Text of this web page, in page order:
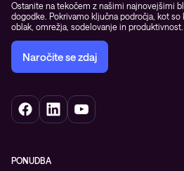
Ostanite na tekočem z našimi najnovejšimi
dogodke. Pokrivamo ključna področja, kot
oblak, omrežja, sodelovanje in produktivnost.
Naročite se zdaj
PONUDBA